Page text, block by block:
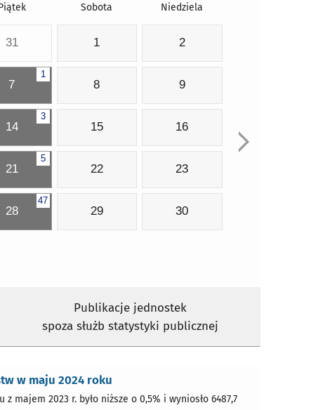
Sobota Niedziela
31 1 2
1
7 8 9
3
14 15 16
5
21 22 23
47
28 29 30
Publikacje jednostek
spoza służb statystyki publicznej
w maju 2024 roku
2023 r. było niższe o 0,5% i wyniosło 6487,7